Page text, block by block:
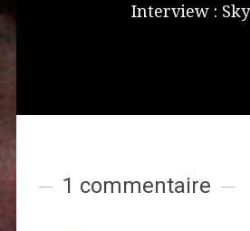
Interview :
1 commentaire